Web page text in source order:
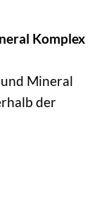
Komplex
Mineral
der